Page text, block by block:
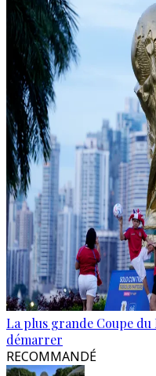
La plus grande Coupe du
démarrer
RECOMMANDÉ